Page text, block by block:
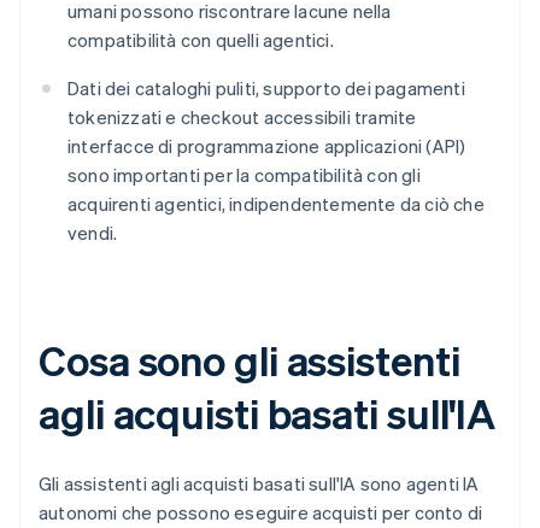
umani possono riscontrare lacune nella
compatibilità con quelli agentici.
Dati dei cataloghi puliti, supporto dei pagamenti
tokenizzati e checkout accessibili tramite
interfacce di programmazione applicazioni (API)
sono importanti per la compatibilità con gli
acquirenti agentici, indipendentemente da ciò che
vendi.
Cosa sono gli assistenti
agli acquisti basati sull'IA
Gli assistenti agli acquisti basati sull'IA sono agenti IA
autonomi che possono eseguire acquisti per conto di